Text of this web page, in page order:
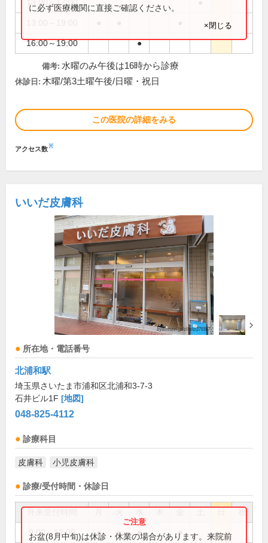
13:00～17:00
16:00～19:00 ●
に必ず医療機関に直接ご確認ください。
×閉じる
備考: 水曜のみ午後は16時から診療
休診日: 木曜/第3土曜午後/日曜・祝日
この医院の詳細をみる
アクセス数※
いいだ皮膚科
所在地・電話番号
北浦和駅
埼玉県さいたま市浦和区北浦和3-7-3
石井ビル1F [地図]
048-825-4112
診療科目
皮膚科 小児皮膚科
診療/受付時間・休診日
祝
9:00～12:00 ● ● ● ●
お盆(8月中旬)は休診・休業の場合があります。来院前